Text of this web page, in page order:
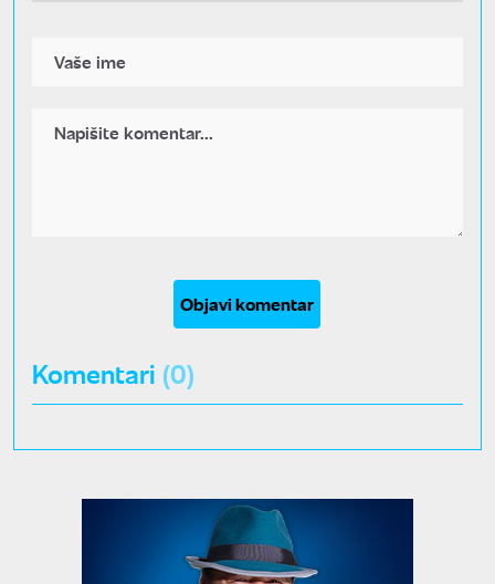
Objavi komentar
Komentari (0)